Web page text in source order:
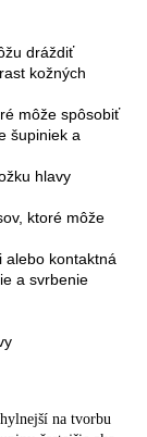
dráždiť
kožných
môže spôsobiť
šupiniek a
hlavy
ktoré môže
alebo kontaktná
a svrbenie
na tvorbu